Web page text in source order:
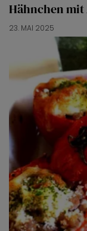
Hähnchen
23. MAI 2025